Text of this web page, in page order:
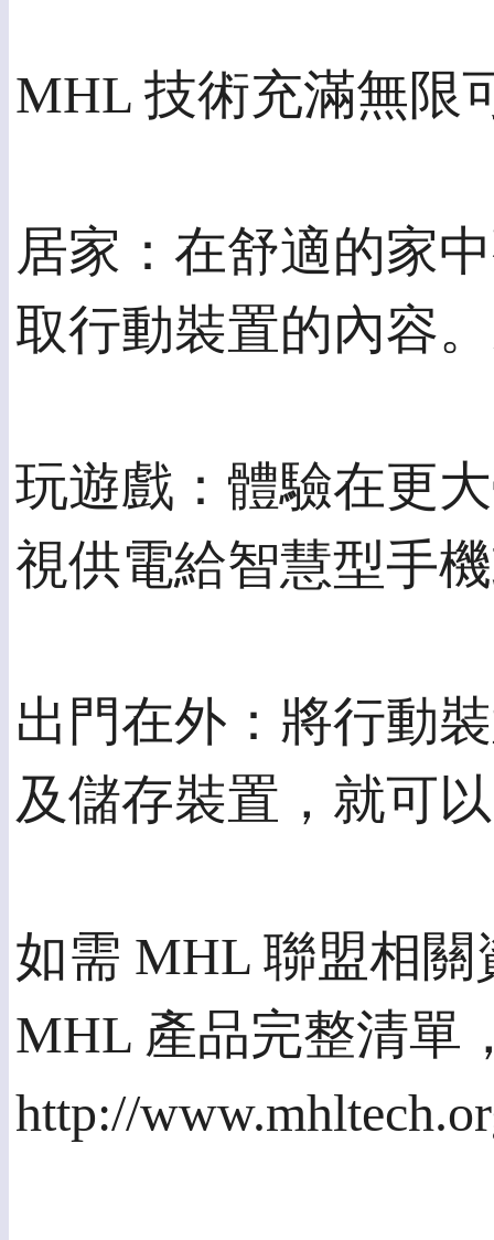
MHL 技術充滿無限
居家：在舒適的家
取行動裝置的內容
玩遊戲：體驗在更
視供電給智慧型手
出門在外：將行動
及儲存裝置，就可
如需 MHL 聯盟相
MHL 產品完整清單
http://